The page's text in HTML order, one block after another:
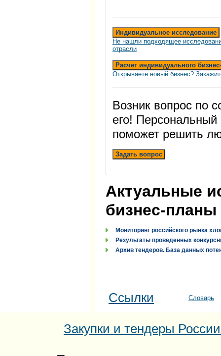
Индивидуальное исследование
Не нашли подходящее
отрасли
Расчет индивидуального
Открываете новый бизнес?
Возник вопрос по
его!
поможет решить
Задать вопрос
Актуальные
бизнес-планы
Мониторинг российского рынка
Результаты проведенных
Архив тендеров. База данных
Ссылки Словарь
Закупки и тендеры